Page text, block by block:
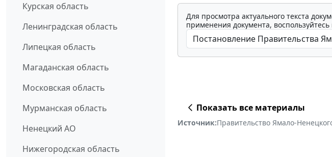
Курская область
Ленинградская область
Липецкая область
Магаданская область
Московская область
Мурманская область
Ненецкий АО
Нижегородская область
Для просмотра актуального текста
применения документа,
Показать все материалы
Источник:Правительство Ямало-